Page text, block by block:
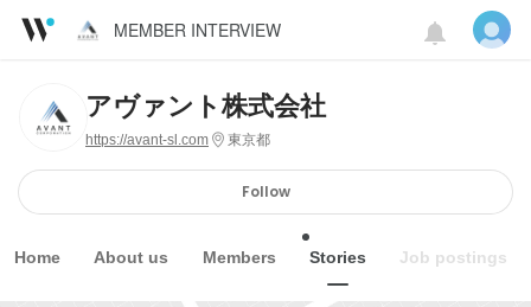
MEMBER INTERVIEW
アヴァント株式会社
https://avant-sl.com 東京都
Follow
Home About us Members Stories Job postings